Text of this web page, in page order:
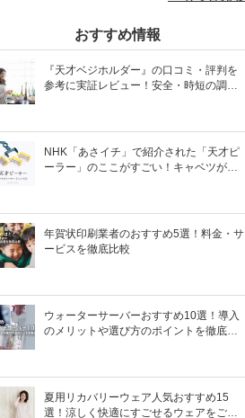
おすすめ情報
『天才ベジホルダー』の口コミ・評判を
参考に実証レビュー！安全・時短の調理
NHK「あさイチ」で紹介された「天才ピ
ーラー」のここがすごい！キャベツがほ
年賀状印刷業者のおすすめ5選！料金・サ
ービスを徹底比較
ウォーターサーバーおすすめ10選！導入
のメリットや選び方のポイントを徹底解
夏用リカバリーウェア人気おすすめ15
選！涼しく快適にすごせるウェアをご紹